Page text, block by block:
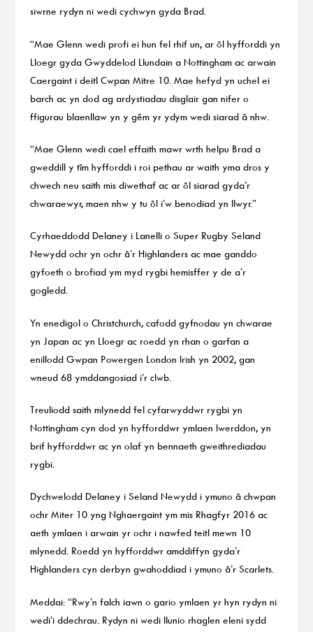
siwrne rydyn ni wedi cychwyn gyda Brad.
“Mae Glenn wedi profi ei hun fel rhif un, ar ôl hyfforddi yn
Lloegr gyda Gwyddelod Llundain a Nottingham ac arwain
Caergaint i deitl Cwpan Mitre 10. Mae hefyd yn uchel ei
barch ac yn dod ag ardystiadau disglair gan nifer o
ffigurau blaenllaw yn y gêm yr ydym wedi siarad â nhw.
“Mae Glenn wedi cael effaith mawr wrth helpu Brad a
gweddill y tîm hyfforddi i roi pethau ar waith yma dros y
chwech neu saith mis diwethaf ac ar ôl siarad gyda’r
chwaraewyr, maen nhw y tu ôl i’w benodiad yn llwyr.”
Cyrhaeddodd Delaney i Lanelli o Super Rugby Seland
Newydd ochr yn ochr â’r Highlanders ac mae ganddo
gyfoeth o brofiad ym myd rygbi hemisffer y de a’r
gogledd.
Yn enedigol o Christchurch, cafodd gyfnodau yn chwarae
yn Japan ac yn Lloegr ac roedd yn rhan o garfan a
enillodd Gwpan Powergen London Irish yn 2002, gan
wneud 68 ymddangosiad i’r clwb.
Treuliodd saith mlynedd fel cyfarwyddwr rygbi yn
Nottingham cyn dod yn hyfforddwr ymlaen Iwerddon, yn
brif hyfforddwr ac yn olaf yn bennaeth gweithrediadau
rygbi.
Dychwelodd Delaney i Seland Newydd i ymuno â chwpan
ochr Miter 10 yng Nghaergaint ym mis Rhagfyr 2016 ac
aeth ymlaen i arwain yr ochr i nawfed teitl mewn 10
mlynedd. Roedd yn hyfforddwr amddiffyn gyda’r
Highlanders cyn derbyn gwahoddiad i ymuno â’r Scarlets.
Meddai: “Rwy’n falch iawn o gario ymlaen yr hyn rydyn ni
wedi’i ddechrau. Rydyn ni wedi llunio rhaglen eleni sydd